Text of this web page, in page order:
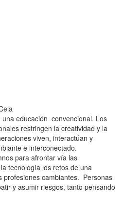
educación convencional. Los
restringen la creatividad y la
viven, interactúan y
e interconectado.
para afrontar vía las
tecnología los retos de una
profesiones cambiantes. Personas
y asumir riesgos, tanto pensando